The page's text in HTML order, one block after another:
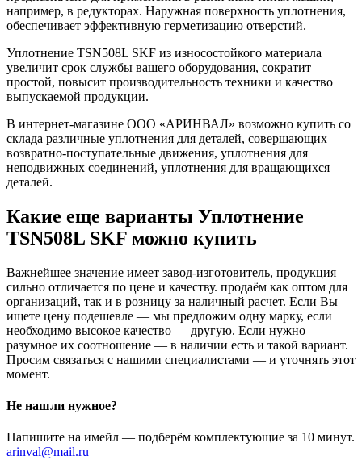
например, в редукторах. Наружная поверхность уплотнения,
обеспечивает эффективную герметизацию отверстий.
Уплотнение TSN508L SKF из износостойкого материала
увеличит срок службы вашего оборудования, сократит
простой, повысит производительность техники и качество
выпускаемой продукции.
В интернет-магазине ООО «АРИНВАЛ» возможно купить со
склада различные уплотнения для деталей, совершающих
возвратно-поступательные движения, уплотнения для
неподвижных соединений, уплотнения для вращающихся
деталей.
Какие еще варианты Уплотнение
TSN508L SKF можно купить
Важнейшее значение имеет завод-изготовитель, продукция
сильно отличается по цене и качеству. продаём как оптом для
организаций, так и в розницу за наличный расчет. Если Вы
ищете цену подешевле — мы предложим одну марку, если
необходимо высокое качество — другую. Если нужно
разумное их соотношение — в наличии есть и такой вариант.
Просим связаться с нашими специалистами — и уточнять этот
момент.
Не нашли нужное?
Напишите на имейл — подберём комплектующие за 10 минут.
arinval@mail.ru